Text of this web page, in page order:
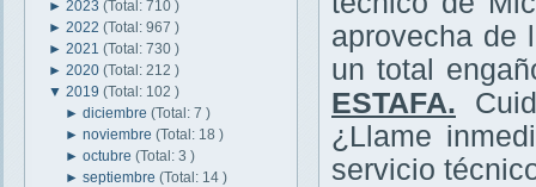
► 2023 (Total: 710 )
► 2022 (Total: 967 )
► 2021 (Total: 730 )
► 2020 (Total: 212 )
▼ 2019 (Total: 102 )
►diciembre(Total: 7 )
►noviembre(Total: 18 )
►octubre(Total: 3 )
►septiembre(Total: 14 )
aprovecha de
un total
ESTAFA.
¿Llame
servicio